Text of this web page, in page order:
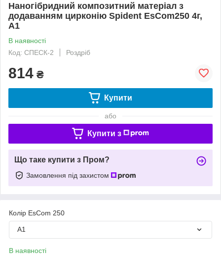
Наногібридний композитний матеріал з
додаванням цирконію Spident EsCom250 4г,
A1
В наявності
Код: СПЕСК-2
Роздріб
814 ₴
Купити
або
Купити з
Що таке купити з Пром?
Замовлення під захистом
Колір EsCom 250
А1
В наявності